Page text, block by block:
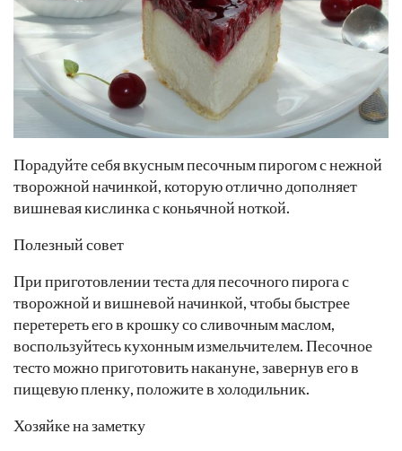
Порадуйте себя вкусным песочным пирогом с нежной
творожной начинкой, которую отлично дополняет
вишневая кислинка с коньячной ноткой.
Полезный совет
При приготовлении теста для песочного пирога с
творожной и вишневой начинкой, чтобы быстрее
перетереть его в крошку со сливочным маслом,
воспользуйтесь кухонным измельчителем. Песочное
тесто можно приготовить накануне, завернув его в
пищевую пленку, положите в холодильник.
Хозяйке на заметку